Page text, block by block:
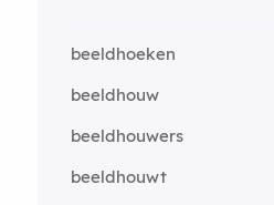
beeldhoeken
beeldhouw
beeldhouwers
beeldhouwt